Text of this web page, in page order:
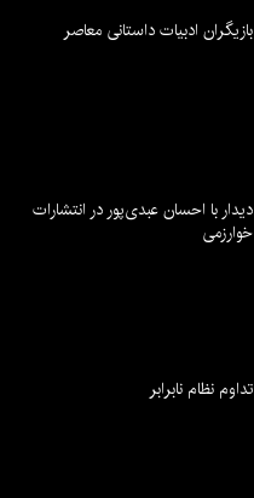
بازیگران ادبیات داستانی معاصر
دیدار با احسان عبدی‌پور در انتشارات
خوارزمی
تداوم نظام نابرابر